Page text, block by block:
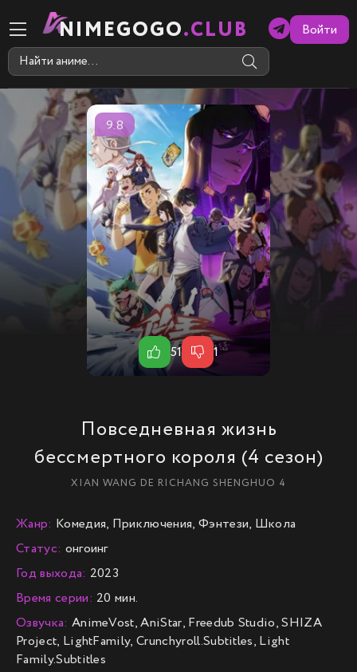
NIMEGOGO.CLUB Войти
Повседневная жизнь
бессмертного короля (4 сезон)
XIAN WANG DE RICHANG SHENGHUO 4
9.8
51 1
Жанр: Комедия, Приключения, Фэнтези, Школа
Статус: онгоинг
Год выхода: 2023
Время серии: 20 мин.
Озвучка: AnimeVost, AniStar, Freedub Studio, SHIZA
Project, LightFamily, Crunchyroll.Subtitles, Light
Family.Subtitles